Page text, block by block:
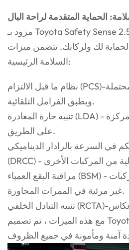
الحماية المتقدمة لراحة البال
مزود بـ Toyota Safety Sense 2.5+ ، يضمن RAV4
لك ولركابك. تتضمن ميزات
السلامة الرئيسية:
نظام ما قبل الالتزام (PCS)-يكتشف التصادمات المحتملة
ويطبق الفرامل التلقائية.
تنبيه حارة المغادرة (LDA) - يساعد في إبقاء السيارة مركزة
على الطريق.
في السرعة بالرادار الديناميكي
مراقبة البقع العمياء (BSM) - تنبيه السائقين إلى مركبات
غير مرئية في الممرات المجاورة.
مع هذه الميزات ، تم تصميم Toyota RAV4 لتوفير تجربة